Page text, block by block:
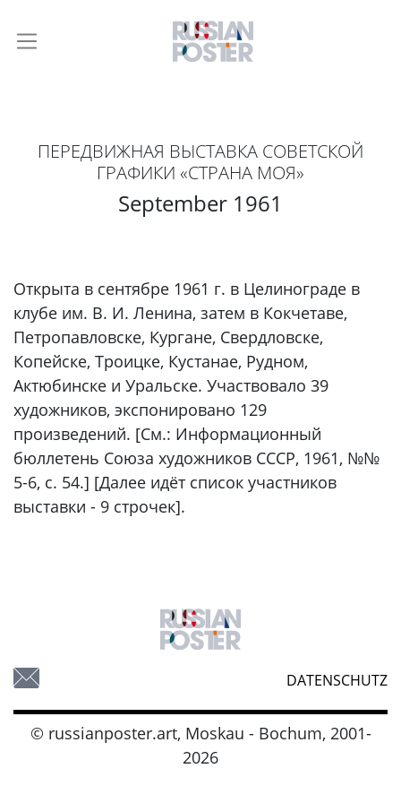
ПЕРЕДВИЖНАЯ ВЫСТАВКА СОВЕТСКОЙ
ГРАФИКИ «СТРАНА МОЯ»
September 1961
Открыта в сентябре 1961 г. в Целинограде в
клубе им. В. И. Ленина, затем в Кокчетаве,
Петропавловске, Кургане, Свердловске,
Копейске, Троицке, Кустанае, Рудном,
Актюбинске и Уральске. Участвовало 39
художников, экспонировано 129
произведений. [См.: Информационный
бюллетень Союза художников СССР, 1961, №№
5-6, с. 54.] [Далее идёт список участников
выставки - 9 строчек].
DATENSCHUTZ
© russianposter.art, Moskau - Bochum, 2001-
2026